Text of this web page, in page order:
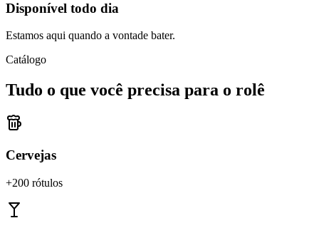
Disponível todo dia
Estamos aqui quando a vontade bater.
Catálogo
Tudo o que você precisa para o rolê
Cervejas
+200 rótulos